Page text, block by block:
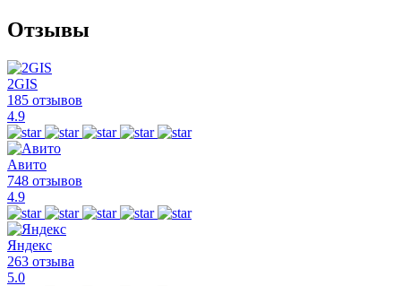
Отзывы
2GIS
185 отзывов
4.9
Авито
748 отзывов
4.9
Яндекс
263 отзыва
5.0